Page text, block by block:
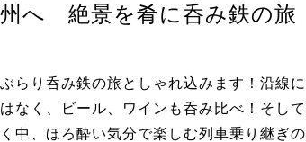
へ 絶景を肴に呑み鉄の旅
らり呑み鉄の旅としゃれ込みます！沿線
なく、ビール、ワインも呑み比べ！そし
中、ほろ酔い気分で楽しむ列車乗り継ぎ